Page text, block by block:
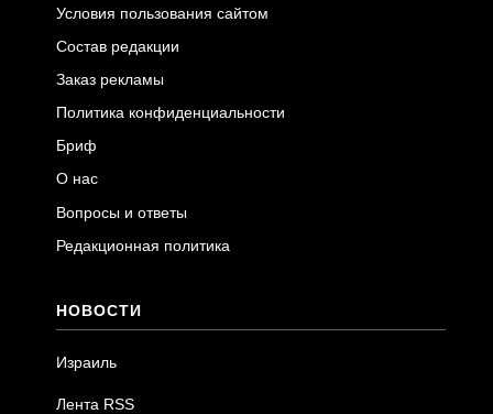
Условия пользования сайтом
Состав редакции
Заказ рекламы
Политика конфиденциальности
Бриф
О нас
Вопросы и ответы
Редакционная политика
НОВОСТИ
Израиль
Лента RSS